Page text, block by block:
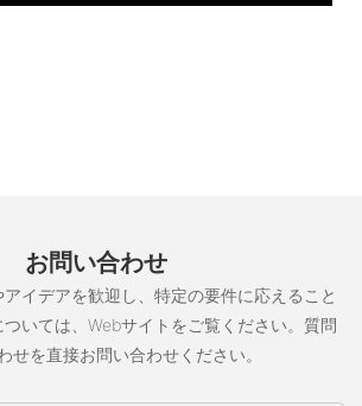
お問い合わせ
イデアを歓迎し、特定の要件に応えること
いては、Webサイトをご覧ください。質問
せを直接お問い合わせください。